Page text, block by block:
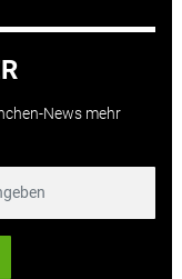
News mehr